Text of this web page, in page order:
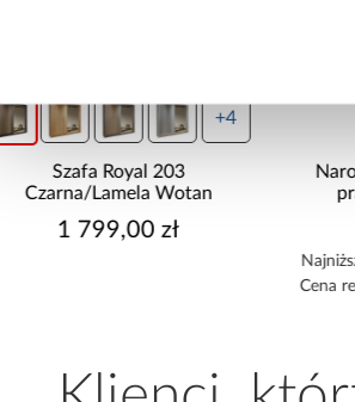
+4
Szafa Royal 203
Czarna/Lamela Wotan
1 799,00 zł 2
Najniższa
Cena